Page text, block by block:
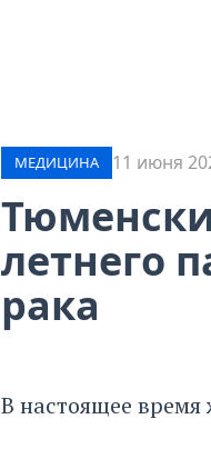
МЕДИЦИНА 11 июня
летнего
рака
В настоящее время